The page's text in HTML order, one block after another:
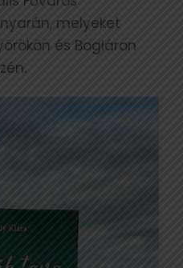
melyeket
és Bogláron